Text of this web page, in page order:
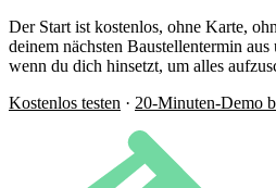
Der Start ist kostenlos, ohne Karte,
deinem nächsten Baustellentermin
wenn du dich hinsetzt, um alles
Kostenlos testen · 20-Minuten-Demo